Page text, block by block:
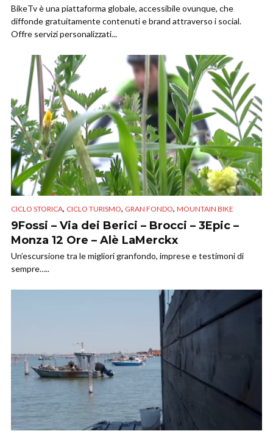
BikeTv è una piattaforma globale, accessibile ovunque, che
diffonde gratuitamente contenuti e brand attraverso i social.
Offre servizi personalizzati...
CICLO STORICA, CICLO TURISMO, GRAN FONDO, MOUNTAIN BIKE
9Fossi – Via dei Berici – Brocci – 3Epic –
Monza 12 Ore – Alè LaMerckx
Un’escursione tra le migliori granfondo, imprese e testimoni di
sempre…..